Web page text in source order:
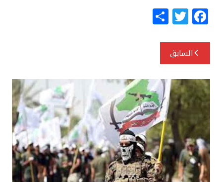
F
a
c
e
b
o
o
k
T
w
itt
e
r
S
h
تصفّح
المقالات
السابق